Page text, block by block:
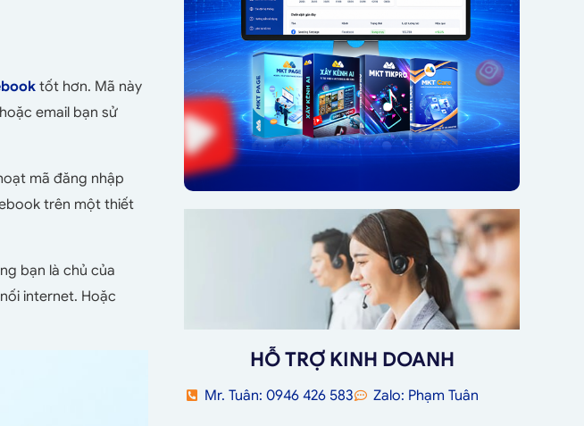
tốt hơn. Mã này
email bạn sử
mã đăng nhập
trên một thiết
bạn là chủ của
internet. Hoặc
HỖ TRỢ KINH DOANH
Mr. Tuân: 0946 426 583 Zalo: Phạm Tuân